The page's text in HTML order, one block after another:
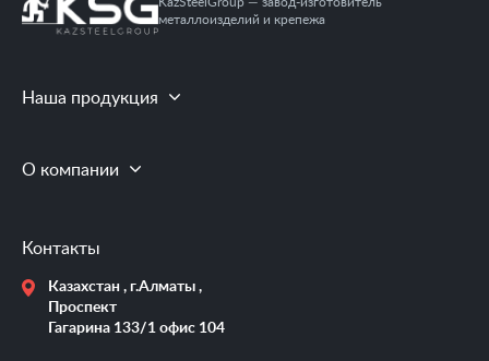
металлоизделий и крепежа
Наша продукция
О компании
Контакты
Казахстан , г.Алматы ,
Проспект
Гагарина 133/1 офис 104